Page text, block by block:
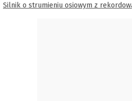
Silnik o strumieniu osiowym z